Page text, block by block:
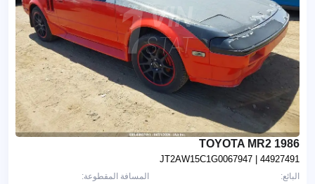
1986 TOYOTA MR2
JT2AW15C1G0067947 | 44927491
المسافة المقطوعة: البائع: